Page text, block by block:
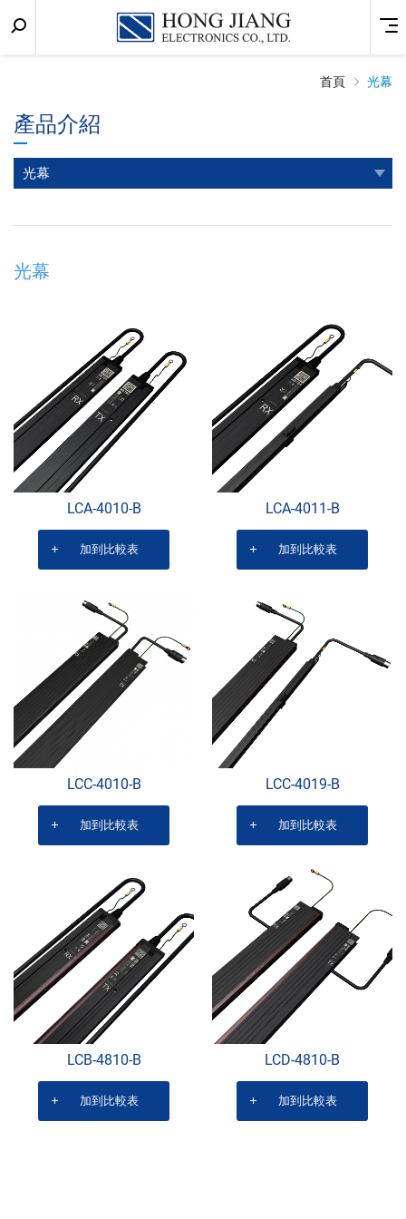
宏
鍵
首頁 光幕
產品介紹
光幕
光幕
LCA-4010-B
加到比較表
LCA-4011-B
加到比較表
LCC-4010-B
加到比較表
LCC-4019-B
加到比較表
LCB-4810-B
加到比較表
LCD-4810-B
加到比較表